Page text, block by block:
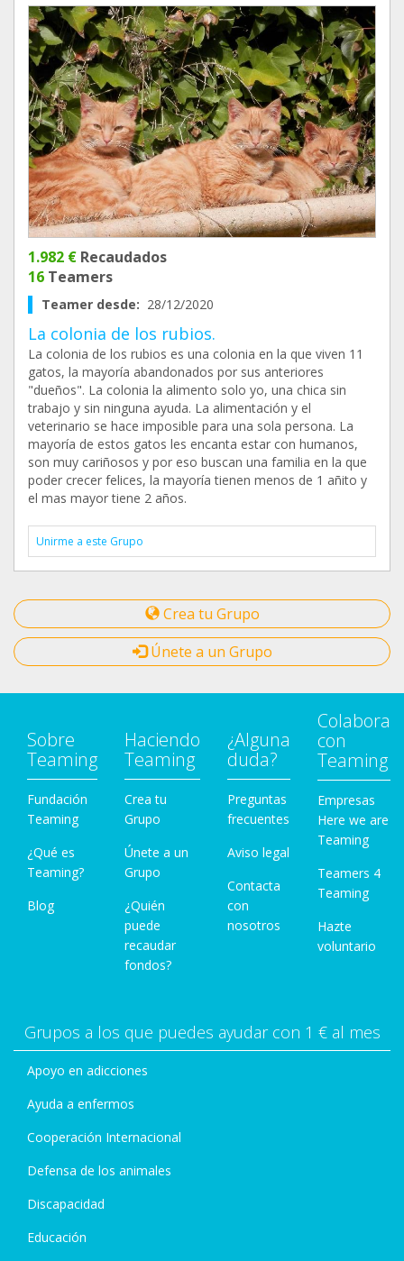
1.982 € Recaudados
16 Teamers
Teamer desde: 28/12/2020
La colonia de los rubios.
La colonia de los rubios es una colonia en la que viven 11
gatos, la mayoría abandonados por sus anteriores
"dueños". La colonia la alimento solo yo, una chica sin
trabajo y sin ninguna ayuda. La alimentación y el
veterinario se hace imposible para una sola persona. La
mayoría de estos gatos les encanta estar con humanos,
son muy cariñosos y por eso buscan una familia en la que
poder crecer felices, la mayoría tienen menos de 1 añito y
el mas mayor tiene 2 años.
Unirme a este Grupo
Crea tu Grupo
Únete a un Grupo
Sobre
Teaming
Fundación
Teaming
¿Qué es
Teaming?
Blog
Haciendo
Teaming
Crea tu
Grupo
Únete a un
Grupo
¿Quién
puede
recaudar
fondos?
¿Alguna
duda?
Preguntas
frecuentes
Aviso legal
Contacta
con
nosotros
Colabora
con
Teaming
Empresas
Here we are
Teaming
Teamers 4
Teaming
Hazte
voluntario
Grupos a los que puedes ayudar con 1 € al mes
Apoyo en adicciones
Ayuda a enfermos
Cooperación Internacional
Defensa de los animales
Discapacidad
Educación